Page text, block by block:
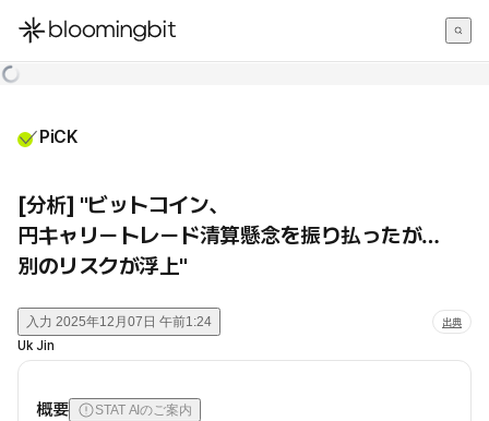
한국어
PiCK
[分析] "ビットコイン、
円キャリートレード清算懸念を振り払ったが…
別のリスクが浮上"
入力 2025年12月07日 午前1:24 出典
Uk Jin
概要 STAT AIのご案内